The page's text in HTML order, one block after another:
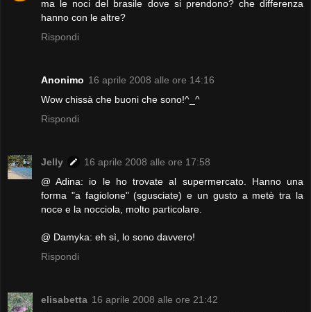
ma le noci del brasile dove si prendono? che differenza
hanno con le altre?
Rispondi
Anonimo 16 aprile 2008 alle ore 14:16
Wow chissà che buoni che sono!^_^
Rispondi
Jelly
16 aprile 2008 alle ore 17:58
@ Adina: io le ho trovate al supermercato. Hanno una
forma "a fagiolone" (sgusciate) e un gusto a metè tra la
noce e la nocciola, molto particolare.
@ Damyka: eh sì, lo sono davvero!
Rispondi
elisabetta 16 aprile 2008 alle ore 21:42